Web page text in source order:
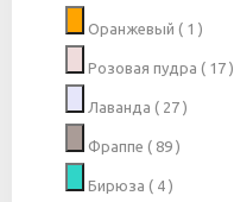
Оранжевый ( 1 )
Розовая пудра ( 17 )
Лаванда ( 27 )
Фраппе ( 89 )
Бирюза ( 4 )